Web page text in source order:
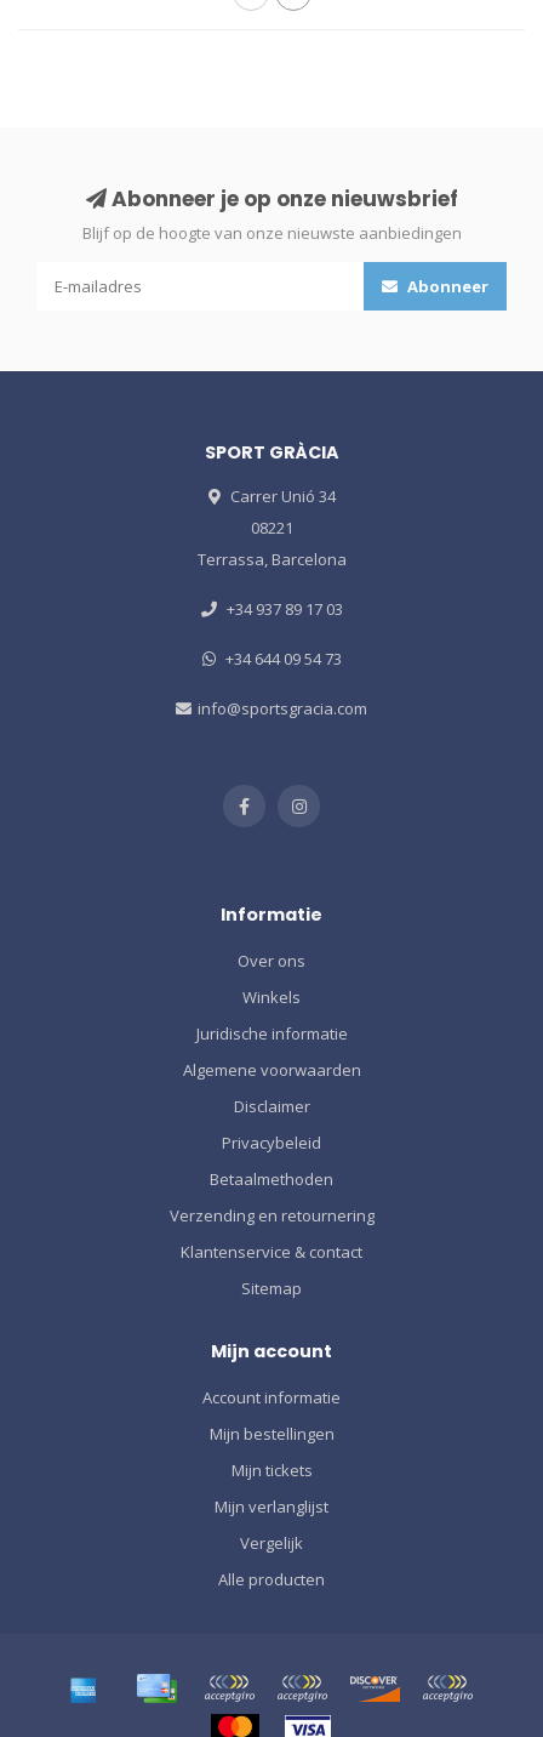
Abonneer je op onze nieuwsbrief
Blijf op de hoogte van onze nieuwste aanbiedingen
Abonneer
SPORT GRÀCIA
Carrer Unió 34
08221
Terrassa, Barcelona
+34 937 89 17 03
+34 644 09 54 73
info@sportsgracia.com
Informatie
Over ons
Winkels
Juridische informatie
Algemene voorwaarden
Disclaimer
Privacybeleid
Betaalmethoden
Verzending en retournering
Klantenservice & contact
Sitemap
Mijn account
Account informatie
Mijn bestellingen
Mijn tickets
Mijn verlanglijst
Vergelijk
Alle producten